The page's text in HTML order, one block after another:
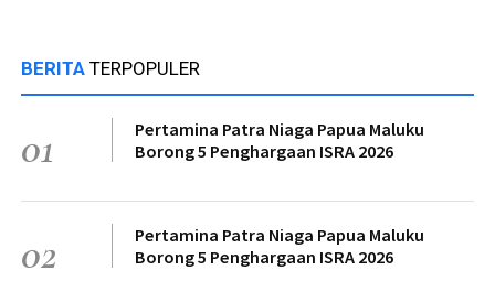
BERITA TERPOPULER
01
Pertamina Patra Niaga Papua Maluku
Borong 5 Penghargaan ISRA 2026
02
Pertamina Patra Niaga Papua Maluku
Borong 5 Penghargaan ISRA 2026